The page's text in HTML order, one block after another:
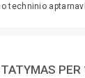
techninio
PER